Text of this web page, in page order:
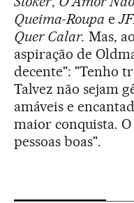
Queima-Roupa e
Quer Calar. Mas,
aspiração de
decente": "Tenho
Talvez não sejam
amáveis e
maior conquista.
pessoas boas".